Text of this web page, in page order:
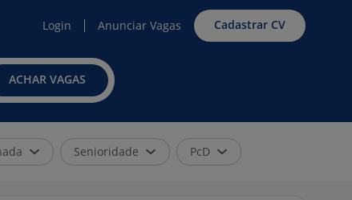
Login Anunciar Vagas Cadastrar CV
ACHAR VAGAS
Senioridade PcD